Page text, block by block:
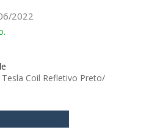
2022
Coil Refletivo Preto/